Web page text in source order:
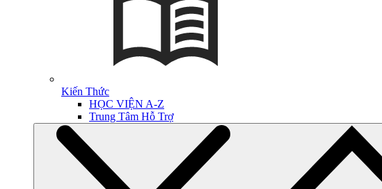
Kiến Thức
HỌC VIỆN A-Z
Trung Tâm Hỗ Trợ